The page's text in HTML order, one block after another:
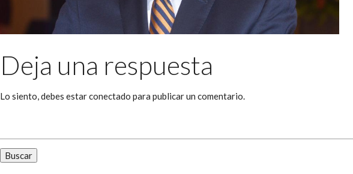
Deja una respuesta
Lo siento, debes estarconectado para publicar un comentario.